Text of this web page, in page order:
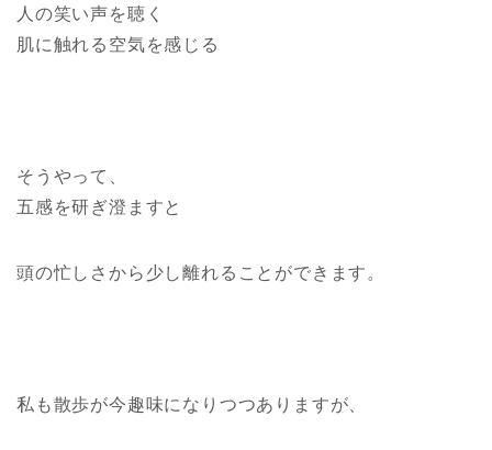
人の笑い声を聴く
肌に触れる空気を感じる
そうやって、
五感を研ぎ澄ますと
頭の忙しさから少し離れることができます。
私も散歩が今趣味になりつつありますが、